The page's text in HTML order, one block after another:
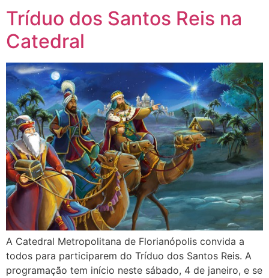
Tríduo dos Santos Reis na
Catedral
A Catedral Metropolitana de Florianópolis convida a
todos para participarem do Tríduo dos Santos Reis. A
programação tem início neste sábado, 4 de janeiro, e se